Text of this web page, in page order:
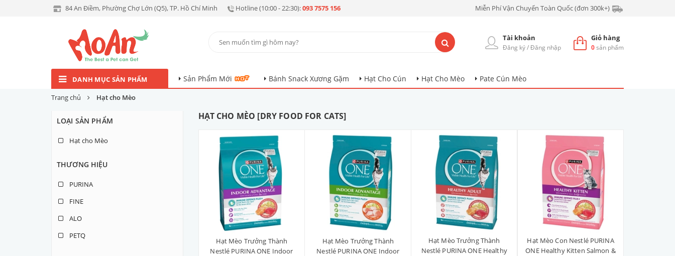
84 An Điềm, Phường Chợ Lớn (Q5), TP. Hồ Chí Minh Hotline (10:00 - 22:30):093 7575 156 Miễn Phí Vận Chuyển Toàn Quốc (đơn 300k+)
Giỏ hàng
0sản phẩm
Tài khoản
Đăng ký/Đăng nhập
DANH MỤC SẢN PHẨM Sản Phẩm Mới Bánh Snack Xương Gặm Hạt Cho Cún Hạt Cho Mèo Pate Cún Mèo
Trang chủ Hạt cho Mèo
HẠT CHO MÈO [DRY FOOD FOR CATS]
Hạt Mèo Trưởng Thành
Nestlé PURINA ONE Indoor
Hạt Mèo Trưởng Thành
Nestlé PURINA ONE Indoor
Hạt Mèo Trưởng Thành
Nestlé PURINA ONE Healthy
Hạt Mèo Con Nestlé PURINA
ONE Healthy Kitten Salmon &
LOẠI SẢN PHẨM
Hạt cho Mèo
THƯƠNG HIỆU
PURINA
FINE
ALO
PETQ